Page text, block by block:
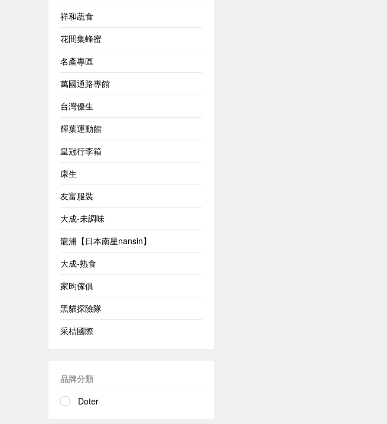
祥和蔬食
花間集蜂蜜
名產專區
萬國通路專館
台灣優生
輝葉運動館
皇冠行李箱
康生
友富服裝
大成-未調味
龍浦【日本南星nansin】
大成-熟食
家昀傢俱
黑貓探險隊
采桔國際
品牌分類
Doter